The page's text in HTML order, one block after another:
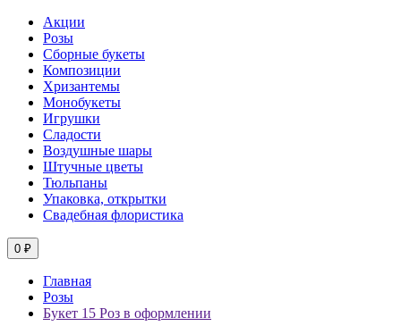
Акции
Розы
Сборные букеты
Композиции
Хризантемы
Монобукеты
Игрушки
Сладости
Воздушные шары
Штучные цветы
Тюльпаны
Упаковка, открытки
Свадебная флористика
0 ₽
Главная
Розы
Букет 15 Роз в оформлении